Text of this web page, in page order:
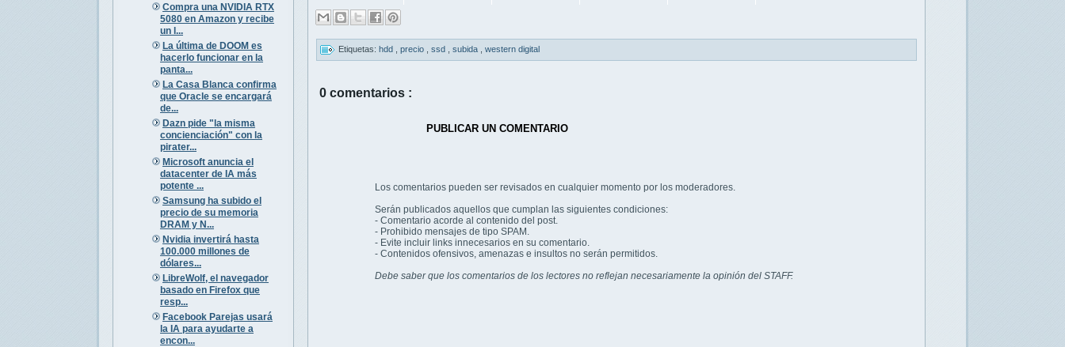
Compra una NVIDIA RTX
5080 en Amazon y recibe
un l...
La última de DOOM es
hacerlo funcionar en la
panta...
La Casa Blanca confirma
que Oracle se encargará
de...
Dazn pide "la misma
concienciación" con la
pirater...
Microsoft anuncia el
datacenter de IA más
potente ...
Samsung ha subido el
precio de su memoria
DRAM y N...
Nvidia invertirá hasta
100.000 millones de
dólares...
LibreWolf, el navegador
basado en Firefox que
resp...
Facebook Parejas usará
la IA para ayudarte a
encon...
Etiquetas: hdd precio ssd subida western digital
0 comentarios :
PUBLICAR UN COMENTARIO
Los comentarios pueden ser revisados en cualquier momento por los moderadores.
Serán publicados aquellos que cumplan las siguientes condiciones:
- Comentario acorde al contenido del post.
- Prohibido mensajes de tipo SPAM.
- Evite incluir links innecesarios en su comentario.
- Contenidos ofensivos, amenazas e insultos no serán permitidos.
Debe saber que los comentarios de los lectores no reflejan necesariamente la opinión del STAFF.